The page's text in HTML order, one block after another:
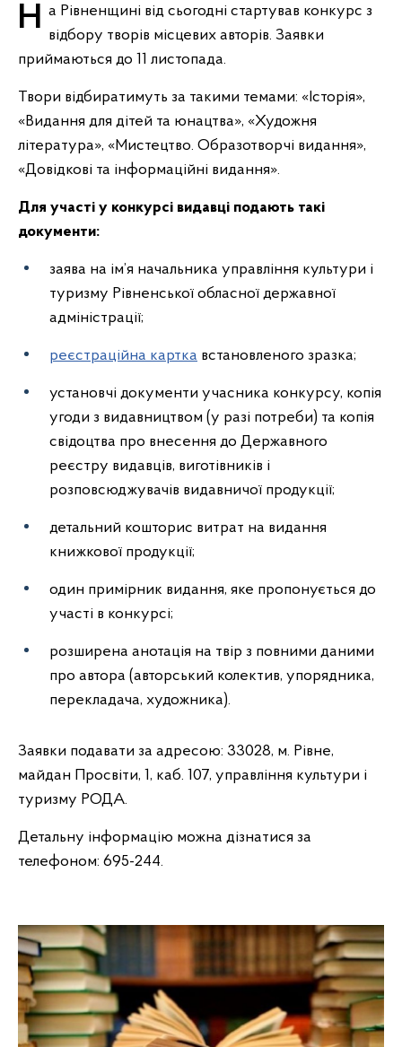
На Рівненщині від сьогодні стартував конкурс з відбору творів місцевих авторів. Заявки
приймаються до 11 листопада.
Твори відбиратимуть за такими темами: «Історія»,
«Видання для дітей та юнацтва», «Художня
література», «Мистецтво. Образотворчі видання»,
«Довідкові та інформаційні видання».
Для участі у конкурсі видавці подають такі
документи:
заява на ім’я начальника управління культури і
туризму Рівненської обласної державної
адміністрації;
реєстраційна картка встановленого зразка;
установчі документи учасника конкурсу, копія
угоди з видавництвом (у разі потреби) та копія
свідоцтва про внесення до Державного
реєстру видавців, виготівників і
розповсюджувачів видавничої продукції;
детальний кошторис витрат на видання
книжкової продукції;
один примірник видання, яке пропонується до
участі в конкурсі;
розширена анотація на твір з повними даними
про автора (авторський колектив, упорядника,
перекладача, художника).
Заявки подавати за адресою: 33028, м. Рівне,
майдан Просвіти, 1, каб. 107, управління культури і
туризму РОДА.
Детальну інформацію можна дізнатися за
телефоном: 695-244.